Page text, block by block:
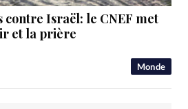
Monde
contre Israël: le CNEF met
et la prière